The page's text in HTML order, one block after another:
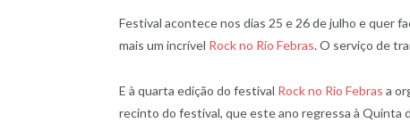
Festival acontece nos dias 25 e 26 de julho e quer
mais um incrível Rock no Rio Febras. O serviço de
E à quarta edição do festival Rock no Rio Febras a
recinto do festival, que este ano regressa à Quinta